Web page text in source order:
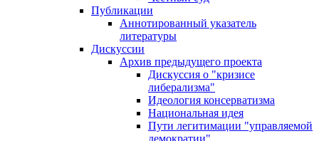
Публикации
Аннотированный указатель
литературы
Дискуссии
Архив предыдущего проекта
Дискуссия о "кризисе
либерализма"
Идеология консерватизма
Национальная идея
Пути легитимации "управляемой
демократии"